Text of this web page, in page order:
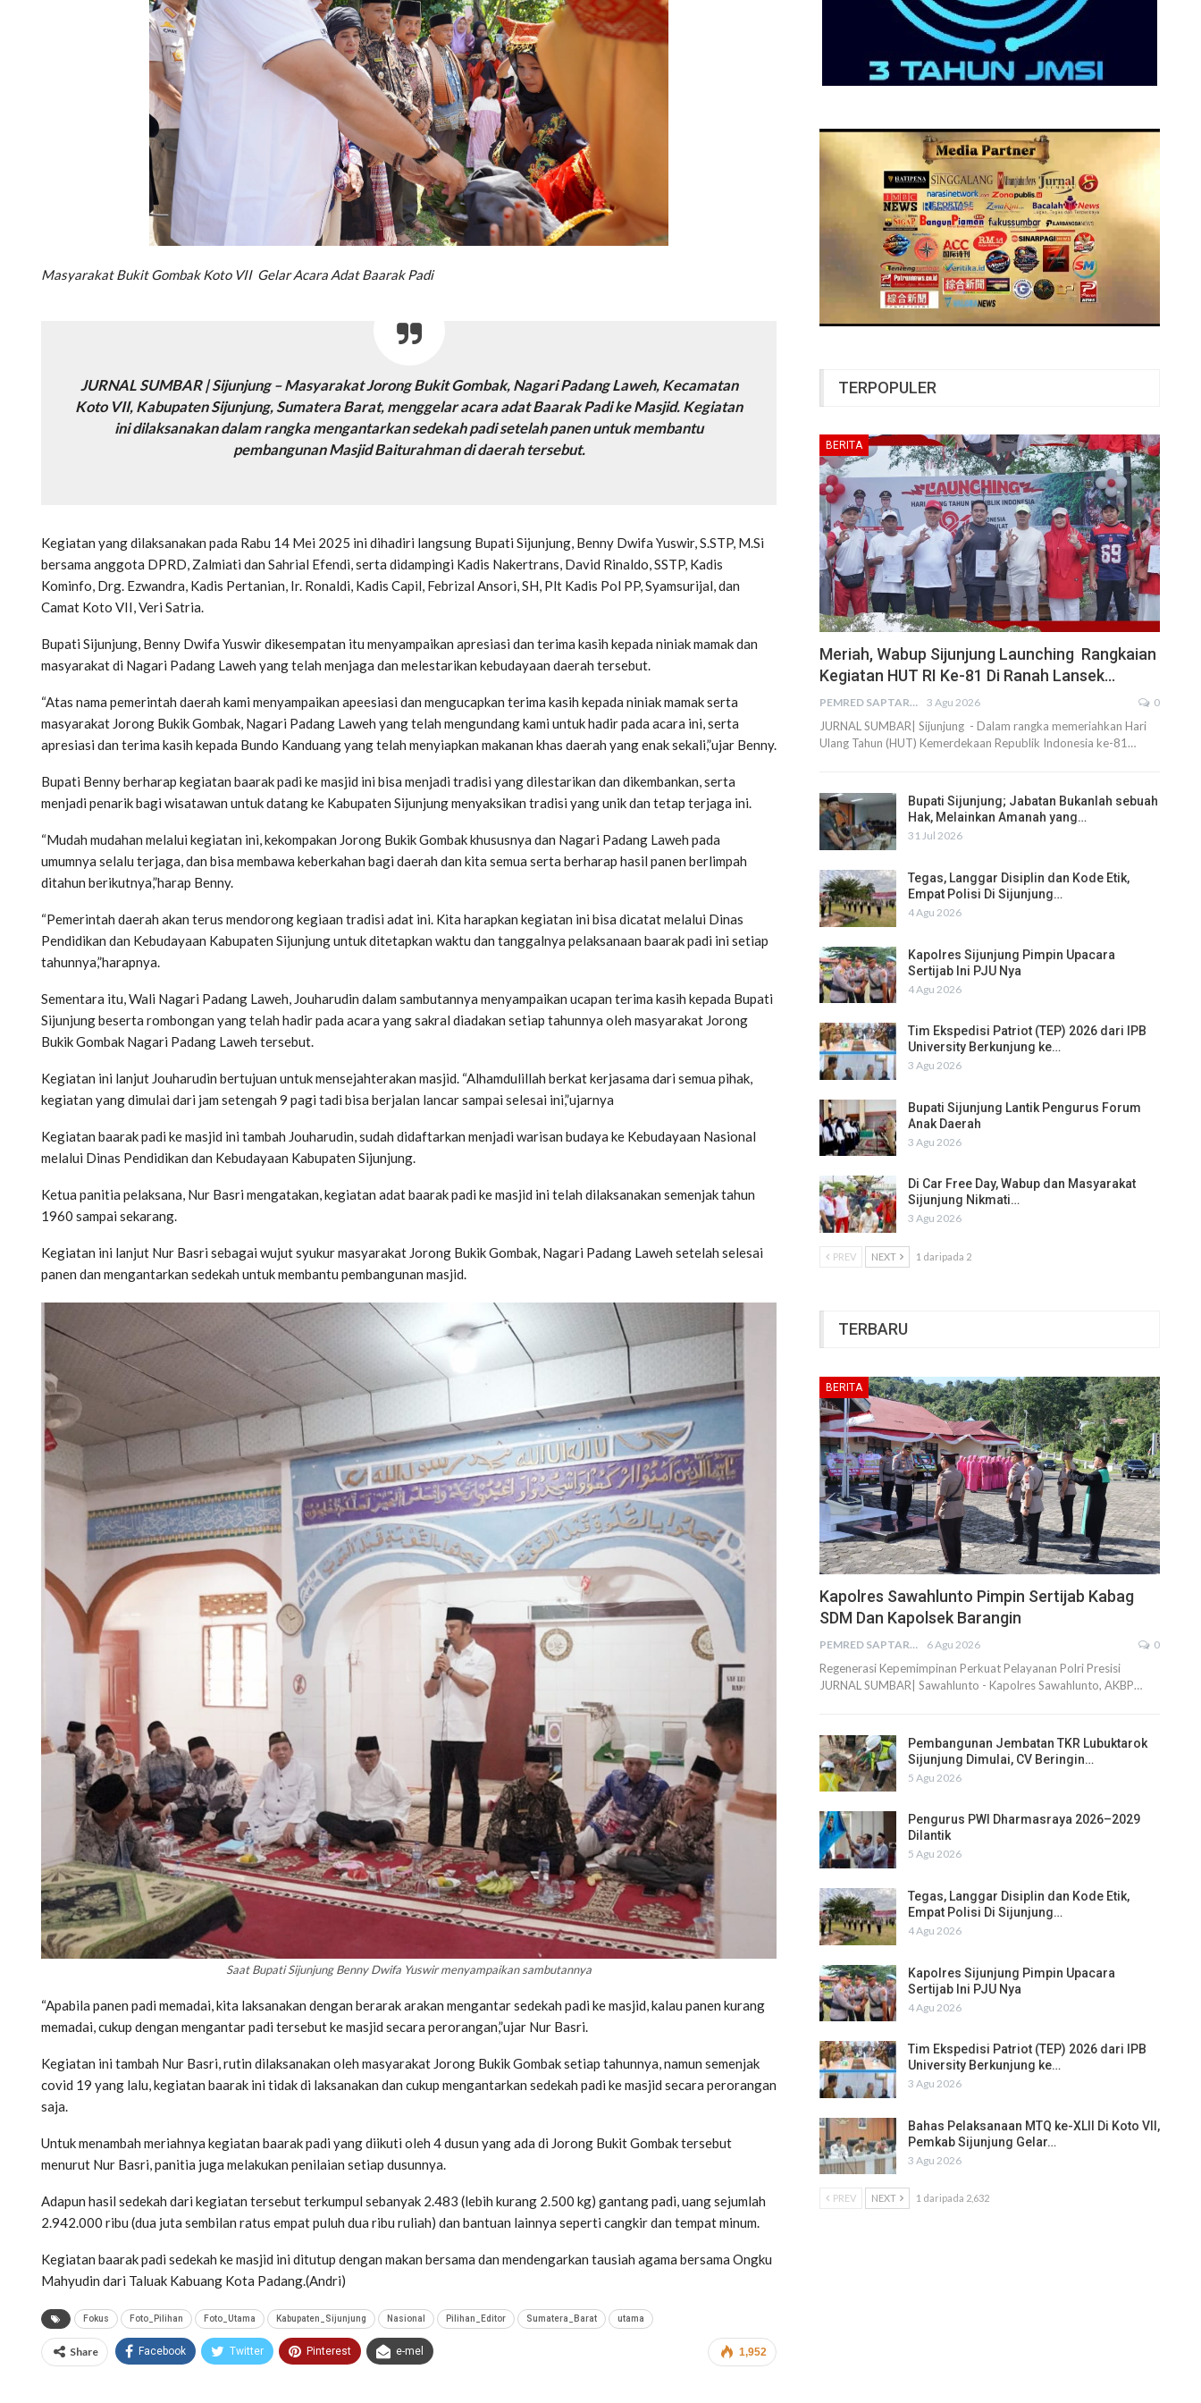
Masyarakat Bukit Gombak Koto VII Gelar Acara Adat Baarak Padi
JURNAL SUMBAR | Sijunjung – Masyarakat Jorong Bukit Gombak, Nagari Padang Laweh, Kecamatan
Koto VII, Kabupaten Sijunjung, Sumatera Barat, menggelar acara adat Baarak Padi ke Masjid. Kegiatan
ini dilaksanakan dalam rangka mengantarkan sedekah padi setelah panen untuk membantu
pembangunan Masjid Baiturahman di daerah tersebut.
Kegiatan yang dilaksanakan pada Rabu 14 Mei 2025 ini dihadiri langsung Bupati Sijunjung, Benny Dwifa Yuswir, S.STP, M.Si
bersama anggota DPRD, Zalmiati dan Sahrial Efendi, serta didampingi Kadis Nakertrans, David Rinaldo, SSTP, Kadis
Kominfo, Drg. Ezwandra, Kadis Pertanian, Ir. Ronaldi, Kadis Capil, Febrizal Ansori, SH, Plt Kadis Pol PP, Syamsurijal, dan
Camat Koto VII, Veri Satria.
Bupati Sijunjung, Benny Dwifa Yuswir dikesempatan itu menyampaikan apresiasi dan terima kasih kepada niniak mamak dan
masyarakat di Nagari Padang Laweh yang telah menjaga dan melestarikan kebudayaan daerah tersebut.
“Atas nama pemerintah daerah kami menyampaikan apeesiasi dan mengucapkan terima kasih kepada niniak mamak serta
masyarakat Jorong Bukik Gombak, Nagari Padang Laweh yang telah mengundang kami untuk hadir pada acara ini, serta
apresiasi dan terima kasih kepada Bundo Kanduang yang telah menyiapkan makanan khas daerah yang enak sekali,”ujar Benny.
Bupati Benny berharap kegiatan baarak padi ke masjid ini bisa menjadi tradisi yang dilestarikan dan dikembankan, serta
menjadi penarik bagi wisatawan untuk datang ke Kabupaten Sijunjung menyaksikan tradisi yang unik dan tetap terjaga ini.
“Mudah mudahan melalui kegiatan ini, kekompakan Jorong Bukik Gombak khususnya dan Nagari Padang Laweh pada
umumnya selalu terjaga, dan bisa membawa keberkahan bagi daerah dan kita semua serta berharap hasil panen berlimpah
ditahun berikutnya,”harap Benny.
“Pemerintah daerah akan terus mendorong kegiaan tradisi adat ini. Kita harapkan kegiatan ini bisa dicatat melalui Dinas
Pendidikan dan Kebudayaan Kabupaten Sijunjung untuk ditetapkan waktu dan tanggalnya pelaksanaan baarak padi ini setiap
tahunnya,”harapnya.
Sementara itu, Wali Nagari Padang Laweh, Jouharudin dalam sambutannya menyampaikan ucapan terima kasih kepada Bupati
Sijunjung beserta rombongan yang telah hadir pada acara yang sakral diadakan setiap tahunnya oleh masyarakat Jorong
Bukik Gombak Nagari Padang Laweh tersebut.
Kegiatan ini lanjut Jouharudin bertujuan untuk mensejahterakan masjid. “Alhamdulillah berkat kerjasama dari semua pihak,
kegiatan yang dimulai dari jam setengah 9 pagi tadi bisa berjalan lancar sampai selesai ini,”ujarnya
Kegiatan baarak padi ke masjid ini tambah Jouharudin, sudah didaftarkan menjadi warisan budaya ke Kebudayaan Nasional
melalui Dinas Pendidikan dan Kebudayaan Kabupaten Sijunjung.
Ketua panitia pelaksana, Nur Basri mengatakan, kegiatan adat baarak padi ke masjid ini telah dilaksanakan semenjak tahun
1960 sampai sekarang.
Kegiatan ini lanjut Nur Basri sebagai wujut syukur masyarakat Jorong Bukik Gombak, Nagari Padang Laweh setelah selesai
panen dan mengantarkan sedekah untuk membantu pembangunan masjid.
Saat Bupati Sijunjung Benny Dwifa Yuswir menyampaikan sambutannya
“Apabila panen padi memadai, kita laksanakan dengan berarak arakan mengantar sedekah padi ke masjid, kalau panen kurang
memadai, cukup dengan mengantar padi tersebut ke masjid secara perorangan,”ujar Nur Basri.
Kegiatan ini tambah Nur Basri, rutin dilaksanakan oleh masyarakat Jorong Bukik Gombak setiap tahunnya, namun semenjak
covid 19 yang lalu, kegiatan baarak ini tidak di laksanakan dan cukup mengantarkan sedekah padi ke masjid secara perorangan
saja.
Untuk menambah meriahnya kegiatan baarak padi yang diikuti oleh 4 dusun yang ada di Jorong Bukit Gombak tersebut
menurut Nur Basri, panitia juga melakukan penilaian setiap dusunnya.
Adapun hasil sedekah dari kegiatan tersebut terkumpul sebanyak 2.483 (lebih kurang 2.500 kg) gantang padi, uang sejumlah
2.942.000 ribu (dua juta sembilan ratus empat puluh dua ribu ruliah) dan bantuan lainnya seperti cangkir dan tempat minum.
Kegiatan baarak padi sedekah ke masjid ini ditutup dengan makan bersama dan mendengarkan tausiah agama bersama Ongku
Mahyudin dari Taluak Kabuang Kota Padang.(Andri)
Fokus Foto_Pilihan Foto_Utama Kabupaten_Sijunjung Nasional Pilihan_Editor Sumatera_Barat utama
1,952
Share Facebook Twitter Pinterest e-mel
TERPOPULER
BERITA
Meriah, Wabup Sijunjung Launching Rangkaian
Kegiatan HUT RI Ke-81 Di Ranah Lansek…
PEMRED SAPTARIUS 3 Agu 2026 0
JURNAL SUMBAR| Sijunjung - Dalam rangka memeriahkan Hari
Ulang Tahun (HUT) Kemerdekaan Republik Indonesia ke-81…
Bupati Sijunjung; Jabatan Bukanlah sebuah
Hak, Melainkan Amanah yang…
31 Jul 2026
Tegas, Langgar Disiplin dan Kode Etik,
Empat Polisi Di Sijunjung…
4 Agu 2026
Kapolres Sijunjung Pimpin Upacara
Sertijab Ini PJU Nya
4 Agu 2026
Tim Ekspedisi Patriot (TEP) 2026 dari IPB
University Berkunjung ke…
3 Agu 2026
Bupati Sijunjung Lantik Pengurus Forum
Anak Daerah
3 Agu 2026
Di Car Free Day, Wabup dan Masyarakat
Sijunjung Nikmati…
3 Agu 2026
PREV NEXT 1 daripada 2
TERBARU
BERITA
Kapolres Sawahlunto Pimpin Sertijab Kabag
SDM Dan Kapolsek Barangin
PEMRED SAPTARIUS 6 Agu 2026 0
Regenerasi Kepemimpinan Perkuat Pelayanan Polri Presisi
JURNAL SUMBAR| Sawahlunto - Kapolres Sawahlunto, AKBP…
Pembangunan Jembatan TKR Lubuktarok
Sijunjung Dimulai, CV Beringin…
5 Agu 2026
Pengurus PWI Dharmasraya 2026–2029
Dilantik
5 Agu 2026
Tegas, Langgar Disiplin dan Kode Etik,
Empat Polisi Di Sijunjung…
4 Agu 2026
Kapolres Sijunjung Pimpin Upacara
Sertijab Ini PJU Nya
4 Agu 2026
Tim Ekspedisi Patriot (TEP) 2026 dari IPB
University Berkunjung ke…
3 Agu 2026
Bahas Pelaksanaan MTQ ke-XLII Di Koto VII,
Pemkab Sijunjung Gelar…
3 Agu 2026
PREV NEXT 1 daripada 2,632